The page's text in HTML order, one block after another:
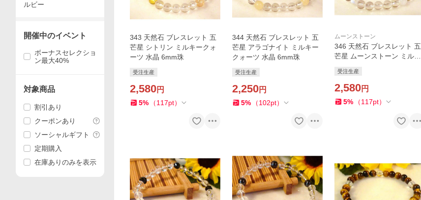
343 天然石 ブレスレット 五
芒星 シトリン ミルキークォ
ーツ 水晶 6mm珠
受注生産
2,580円
5% （117pt）
344 天然石 ブレスレット 五
芒星 アラゴナイト ミルキー
クォーツ 水晶 6mm珠
受注生産
2,250円
5% （102pt）
ムーンストーン
346 天然石 ブレスレット 五
芒星 ムーンストーン ミルキ
受注生産
2,580円
5% （117pt）
ルビー
開催中のイベント
ボーナスセレクショ
ン最大40%
対象商品
割引あり
クーポンあり
ソーシャルギフト
定期購入
在庫ありのみを表示